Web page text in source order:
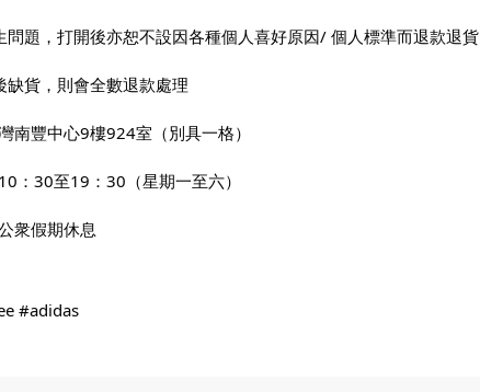
問題，打開後亦恕不設因各種個人喜好原因/ 個人標準而退款退貨
缺貨，則會全數退款處理
南豐中心9樓924室（別具一格）
：30至19：30（星期一至六）
衆假期休息
#adidas